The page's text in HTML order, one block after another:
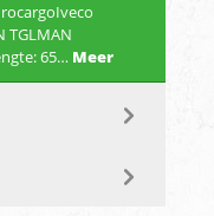
TGLMAN
65… Meer